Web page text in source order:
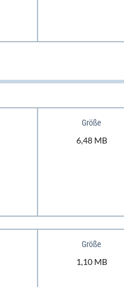
Größe
6,48 MB
Größe
1,10 MB